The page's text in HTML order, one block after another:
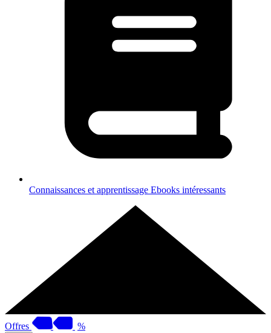
Connaissances et apprentissage Ebooks intéressants
Offres %